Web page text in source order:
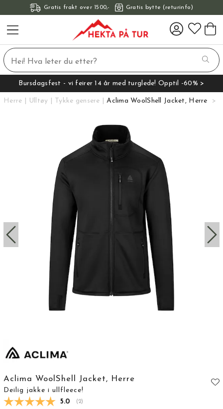
Gratis frakt over 1500,- Gratis bytte (returinfo)
Bursdagsfest - vi feirer 14 år med turglede! Opptil -60% >
Herre Ulltøy Tykke gensere Aclima WoolShell Jacket, Herre
Aclima WoolShell Jacket, Herre
Deilig jakke i ullfleece!
Gjennomsnittskarakter:
5.0 (stemmer:
2)